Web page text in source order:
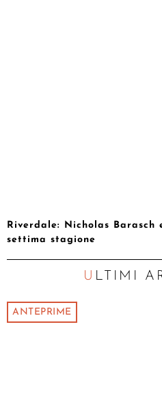
Riverdale: Nicholas
settima stagione
ULTIMI
ANTEPRIME